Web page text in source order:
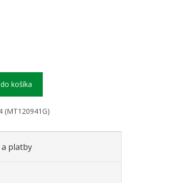
košíka
(MT120941G)
platby